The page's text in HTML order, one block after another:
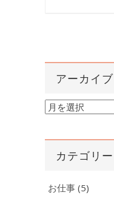
アーカイブ
ア
カ
カテゴリー
お仕事 (5)